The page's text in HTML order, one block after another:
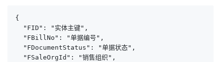
{
  "FID": "实体主键",
  "FBillNo": "单据编号",
  "FDocumentStatus": "单据状态",
  "FSaleOrgId": "销售组织",